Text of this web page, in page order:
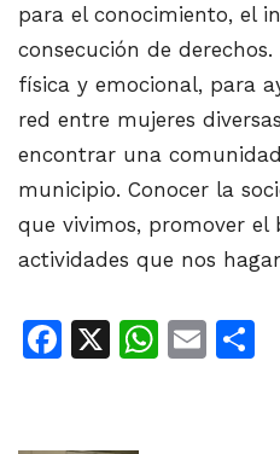
para el conocimiento, el
consecución de
física y emocional, para
red entre mujeres
encontrar una
municipio. Conocer la
que vivimos, promover el
actividades que nos
Facebook
X